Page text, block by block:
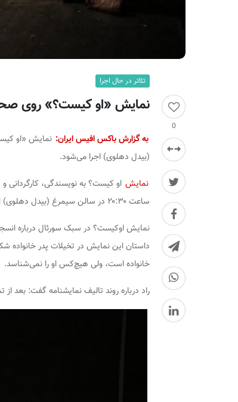
0
تئاتر در حال اجرا
نمایش «او کیست؟» روی
به گزارش باکس افیس ایران:
(بیدل دهلوی) اجرا می‌شود.
نمایش او کیست؟
ساعت ۲۰:۳۰ در سالن سیمرغ (بیدل دهلوی) اجرا می‌شود.
نمایش اوکیست؟ در سبک سورئال درباره‌
داستان این نمایش در تخیلات پدر
خانواده است، ولی هیچ‌کس او را نمی‌شناسد.
راد درباره روند تالیف نمایشنامه گفت: بعد